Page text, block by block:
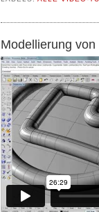
Modellierung